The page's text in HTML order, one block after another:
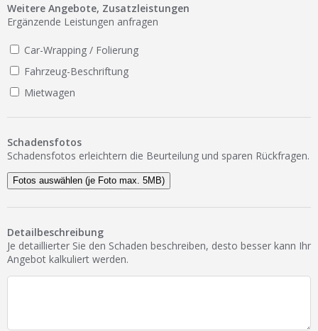
Weitere Angebote, Zusatzleistungen
Ergänzende Leistungen anfragen
Car-Wrapping / Folierung
Fahrzeug-Beschriftung
Mietwagen
Schadensfotos
Schadensfotos erleichtern die Beurteilung und sparen Rückfragen.
Fotos auswählen (je Foto max. 5MB)
Detailbeschreibung
Je detaillierter Sie den Schaden beschreiben, desto besser kann Ihr
Angebot kalkuliert werden.